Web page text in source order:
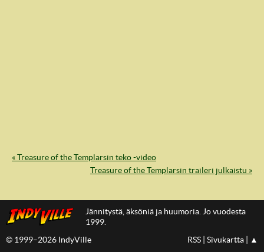
IndyVille
« Treasure of the Templarsin teko -video
Treasure of the Templarsin traileri julkaistu »
Jännitystä, äksöniä ja huumoria. Jo vuodesta
1999.
© 1999–2026 IndyVille
RSS Sivukartta ▲